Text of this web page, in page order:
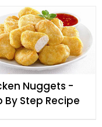
میں، جہاں چٹنی
کے لیے لوگ لڑ جاتے
Nuggets -
By Step Recipe